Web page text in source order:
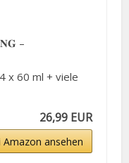
–
60 ml + viele
26,99 EUR
Amazon ansehen